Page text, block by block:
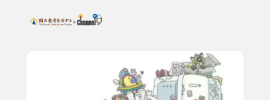
上方功能區塊
搜尋關鍵字：可輸入節目名稱、主持人或關鍵字